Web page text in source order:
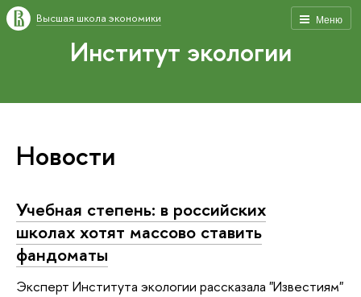
Меню
Высшая школа экономики
Институт экологии
Новости
Учебная степень: в российских
школах хотят массово ставить
фандоматы
Эксперт Института экологии рассказала "Известиям"